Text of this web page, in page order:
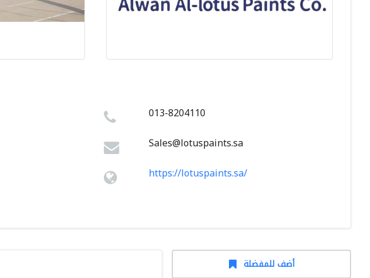
013-8204110
Sales@lotuspaints.sa
https://lotuspaints.sa/
أضف للمفضلة